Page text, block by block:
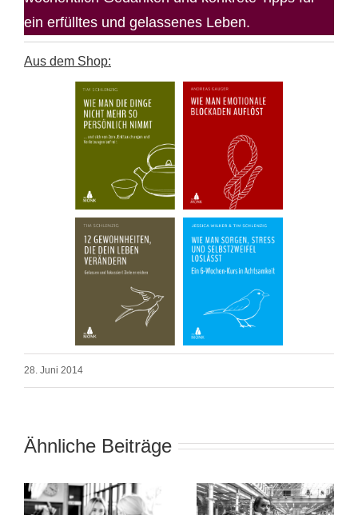
ein erfülltes und gelassenes Leben.
Aus dem Shop:
28. Juni 2014
Ähnliche Beiträge